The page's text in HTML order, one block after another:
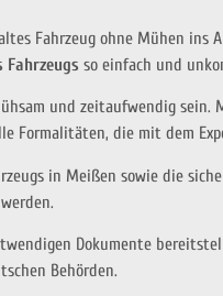
Fahrzeug ohne Mühen ins
Fahrzeugs so einfach und
und zeitaufwendig sein.
Formalitäten, die mit dem
in Meißen sowie die
Dokumente
Behörden.